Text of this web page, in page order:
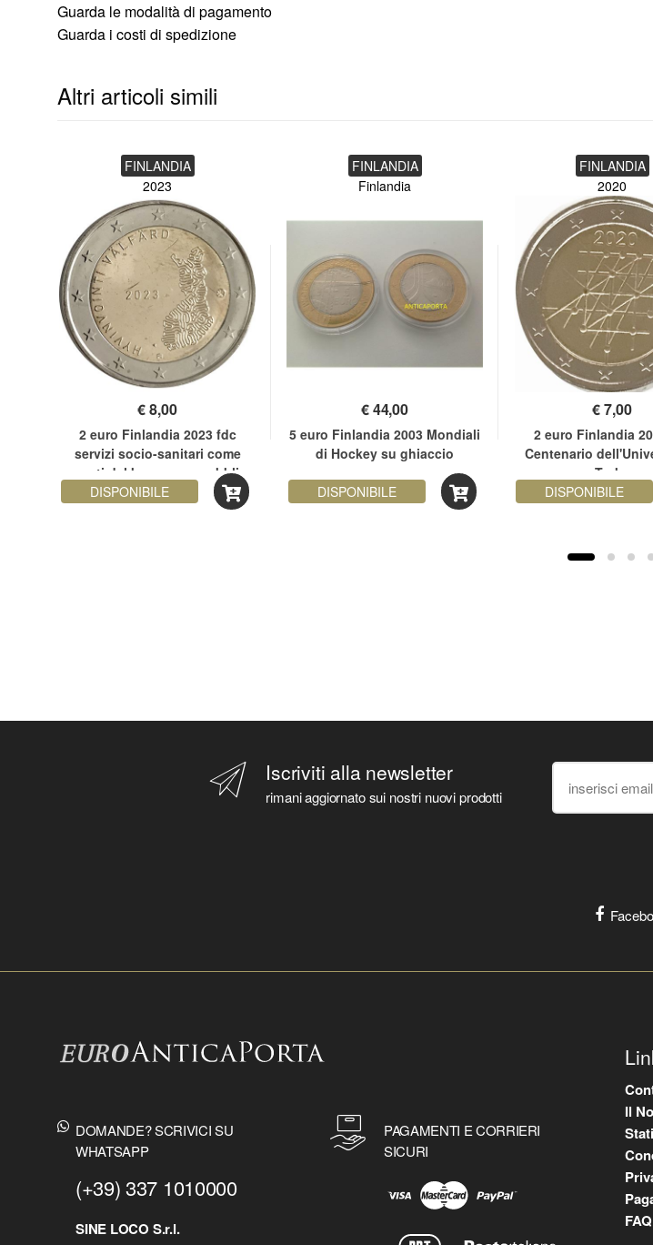
Guarda le modalità di pagamento
Guarda i costi di spedizione
Altri articoli simili
FINLANDIA
2023
€8,00
2 euro Finlandia 2023 fdc
servizi socio-sanitari come
garanti del benessere pubblico
DISPONIBILE
FINLANDIA
Finlandia
€44,00
5 euro Finlandia 2003 Mondiali
di Hockey su ghiaccio
DISPONIBILE
FINLANDIA
2020
€7,00
2 euro Finlandia
Centenario
Turku
DISPONIBILE
Iscriviti alla newsletter
rimani aggiornato sui nostri nuovi prodotti
DOMANDE? SCRIVICI SU
WHATSAPP
(+39) 337 1010000
SINE LOCO S.r.l.
PAGAMENTI E CORRIERI
SICURI
Il
Stati
FAQ